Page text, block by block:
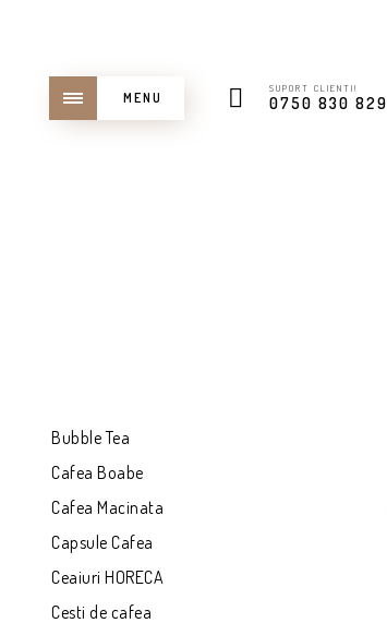
MENU
SUPORT CLIENTI!
0750 830 829
Bubble Tea
Cafea Boabe
Cafea Macinata
Capsule Cafea
Ceaiuri HORECA
Cesti de cafea